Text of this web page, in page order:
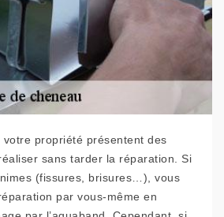
votre propriété présentent des
sans tarder la réparation. Si
(fissures, brisures…), vous
par vous-même en